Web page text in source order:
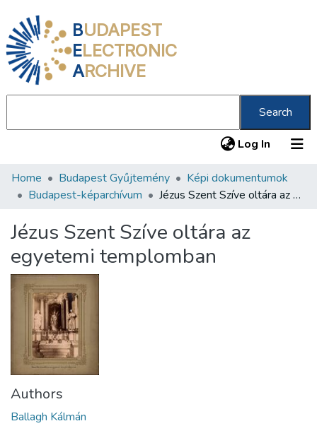
BUDAPEST
ELECTRONIC
ARCHIVE
Search
Log In (current)
Communities & Collections
Statistics
About us
Home Budapest Gyűjtemény
Képi dokumentumok
Budapest-képarchívum
Jézus Szent Szíve oltára az egyetemi templomban
Jézus Szent Szíve oltára az
egyetemi templomban
Authors
Ballagh Kálmán